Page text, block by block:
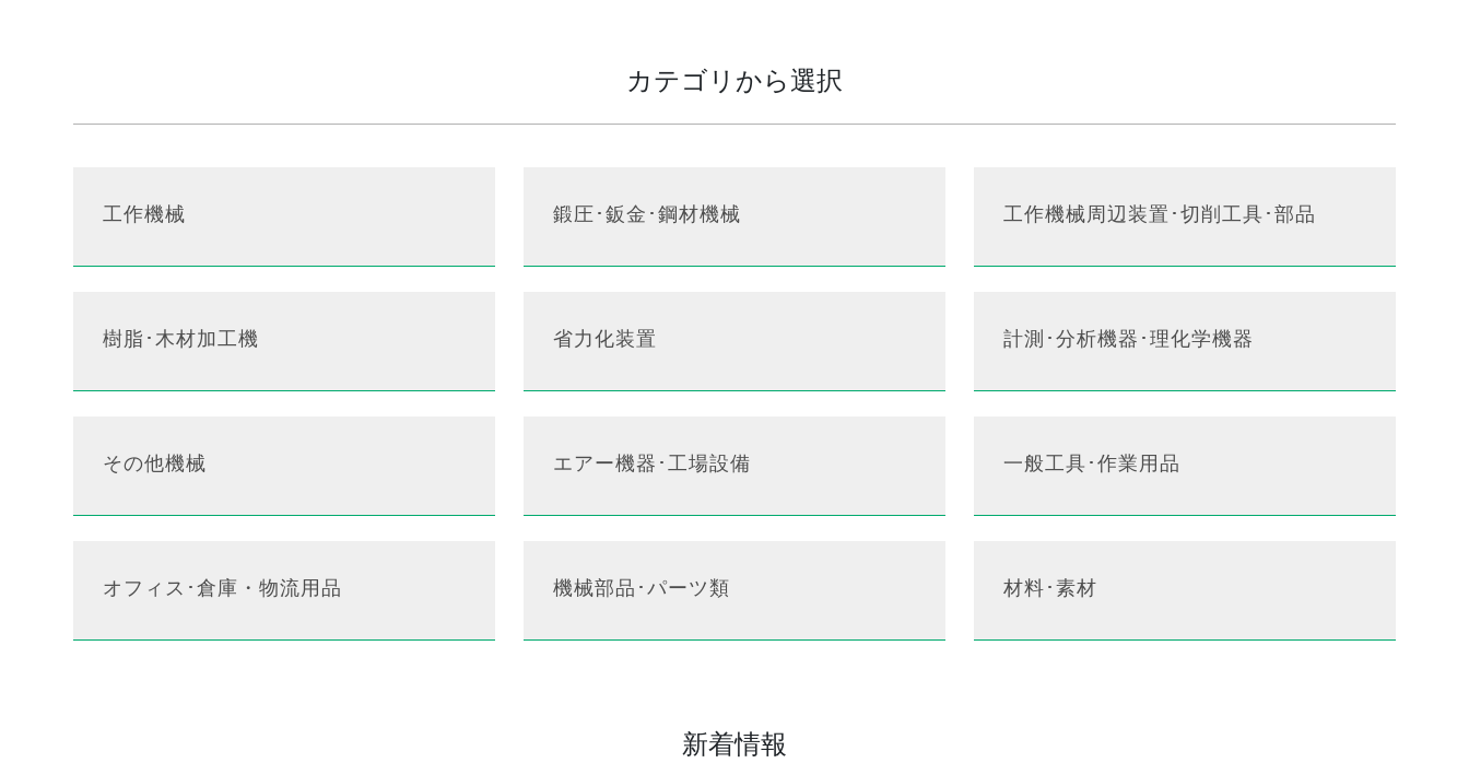
カテゴリから選択
工作機械 鍛圧･鈑金･鋼材機械 工作機械周辺装置･切削工具･部品
樹脂･木材加工機 省力化装置 計測･分析機器･理化学機器
その他機械 エアー機器･工場設備 一般工具･作業用品
オフィス･倉庫・物流用品 機械部品･パーツ類 材料･素材
新着情報